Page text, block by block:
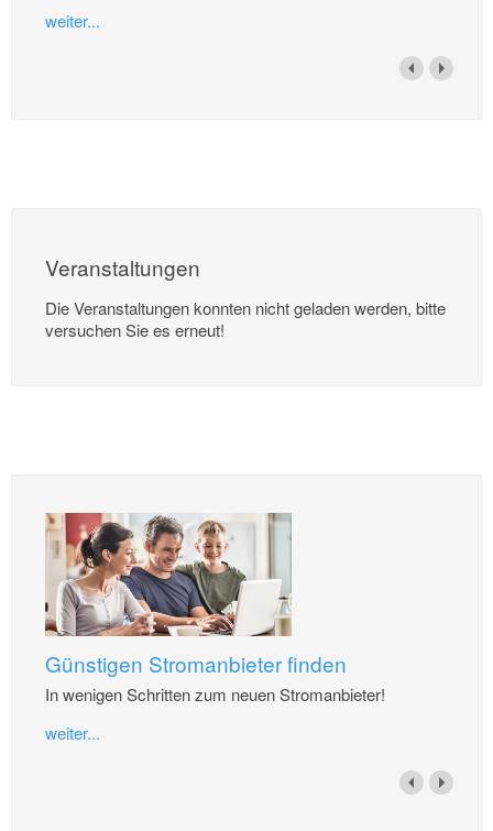
weiter...
Veranstaltungen
Die Veranstaltungen konnten nicht geladen werden, bitte
versuchen Sie es erneut!
Günstigen Stromanbieter finden
In wenigen Schritten zum neuen Stromanbieter!
weiter...